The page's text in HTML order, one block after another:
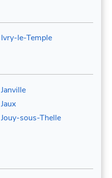
Ivry-le-Temple
Janville
Jaux
Jouy-sous-Thelle